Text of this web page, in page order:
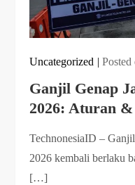
Uncategorized Posted
Ganjil Genap
2026: Aturan
TechnonesiaID –
2026 kembali berlaku
[…]